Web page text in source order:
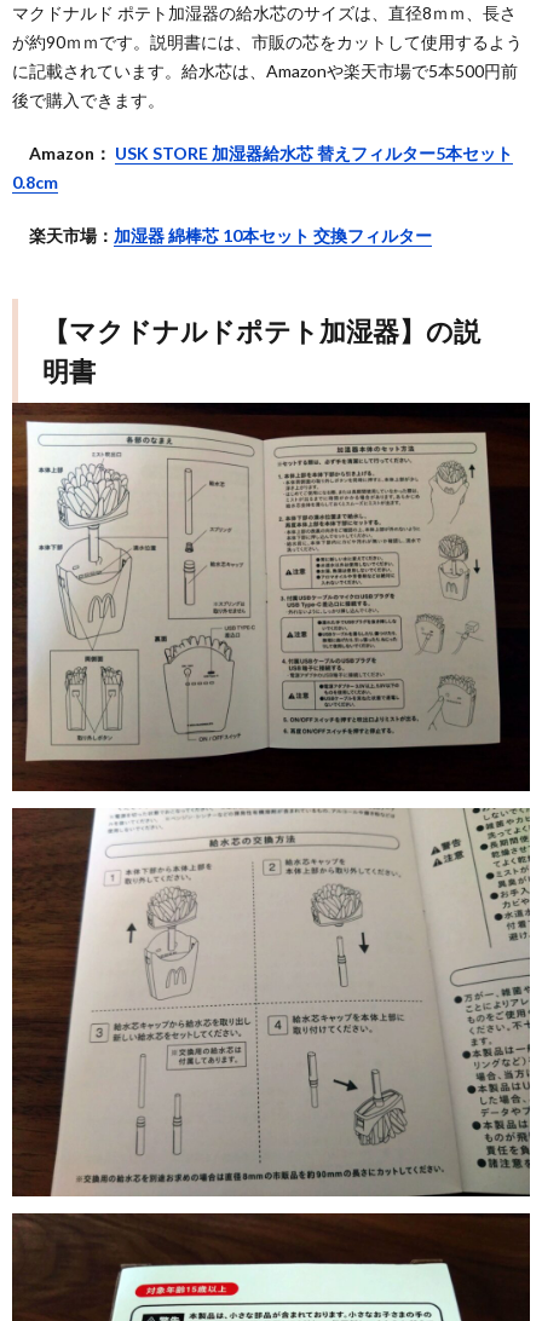
マクドナルド ポテト加湿器の給水芯のサイズは、直径8ｍｍ、長さ
が約90ｍｍです。説明書には、市販の芯をカットして使用するよう
に記載されています。給水芯は、Amazonや楽天市場で5本500円前
後で購入できます。
Amazon： USK STORE 加湿器給水芯 替えフィルター5本セット
0.8cm
楽天市場： 加湿器 綿棒芯 10本セット 交換フィルター
【マクドナルドポテト加湿器】の説
明書